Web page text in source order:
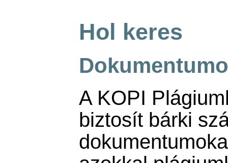
Hol keres
A KOPI
biztosít bárki